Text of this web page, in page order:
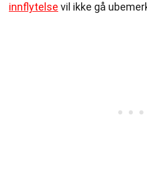
innflytelse vil ikke gå